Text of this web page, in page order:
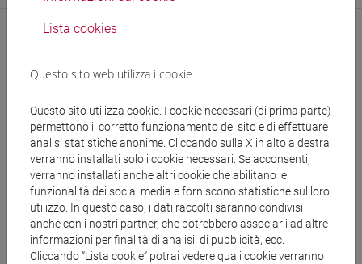
segui il feed
Cerca nel sito
Ricerca persone
Lista cookies
Questo sito web utilizza i cookie
Questo sito utilizza cookie. I cookie necessari (di prima parte)
permettono il corretto funzionamento del sito e di effettuare
analisi statistiche anonime. Cliccando sulla X in alto a destra
verranno installati solo i cookie necessari. Se acconsenti,
verranno installati anche altri cookie che abilitano le
funzionalità dei social media e forniscono statistiche sul loro
utilizzo. In questo caso, i dati raccolti saranno condivisi
anche con i nostri partner, che potrebbero associarli ad altre
informazioni per finalità di analisi, di pubblicità, ecc.
Cliccando “Lista cookie” potrai vedere quali cookie verranno